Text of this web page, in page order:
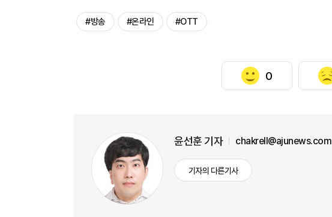
#방송 #온라인 #OTT
0
윤선훈 기자 chakrell@ajunews.com
기자의 다른기사